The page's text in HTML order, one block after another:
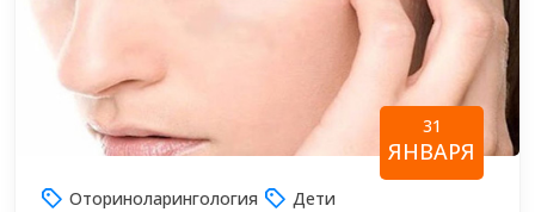
31
ЯНВАРЯ
Оториноларингология Дети